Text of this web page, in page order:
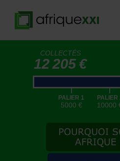
COLLECTÉS
12 205 €
|
PALIER 1
5000 €
|
PALIER
10000